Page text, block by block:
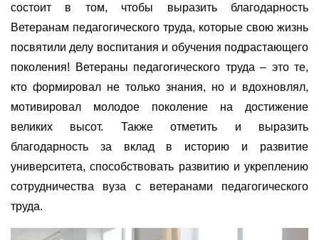
состоит в том, чтобы выразить благодарность
Ветеранам педагогического труда, которые свою жизнь
посвятили делу воспитания и обучения подрастающего
поколения! Ветераны педагогического труда – это те,
кто формировал не только знания, но и вдохновлял,
мотивировал молодое поколение на достижение
великих высот. Также отметить и выразить
благодарность за вклад в историю и развитие
университета, способствовать развитию и укреплению
сотрудничества вуза с ветеранами педагогического
труда.